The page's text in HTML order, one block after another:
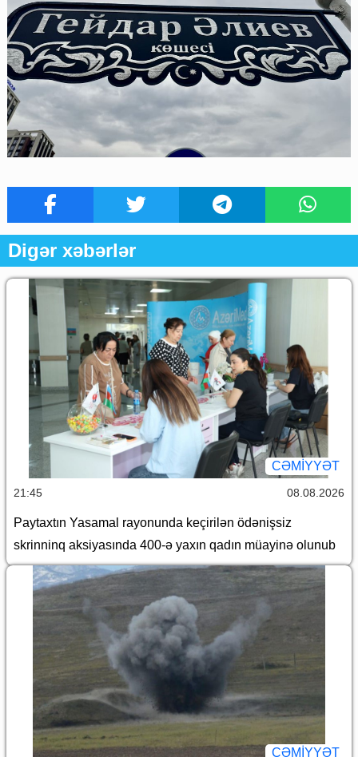
Digər xəbərlər
CƏMİYYƏT
21:45 08.08.2026
Paytaxtın Yasamal rayonunda keçirilən ödənişsiz
skrinninq aksiyasında 400-ə yaxın qadın müayinə olunub
CƏMİYYƏT